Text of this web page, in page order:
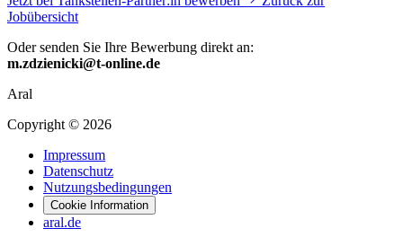
Jobübersicht
Oder senden Sie Ihre Bewerbung direkt an:
m.zdzienicki@t-online.de
Aral
Copyright © 2026
Impressum
Datenschutz
Nutzungsbedingungen
Cookie Information
aral.de